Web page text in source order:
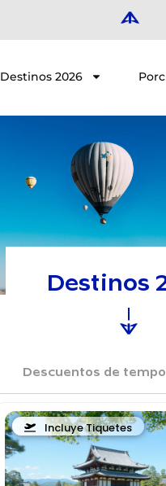
Destinos 2026
Destinos
Descuentos de
Incluye Tiquetes